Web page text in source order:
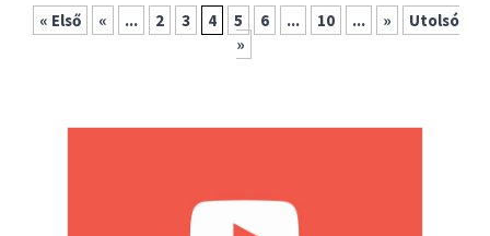
« Első « ... 2 3 4 5 6 ... 10 ... »
Utolsó
»